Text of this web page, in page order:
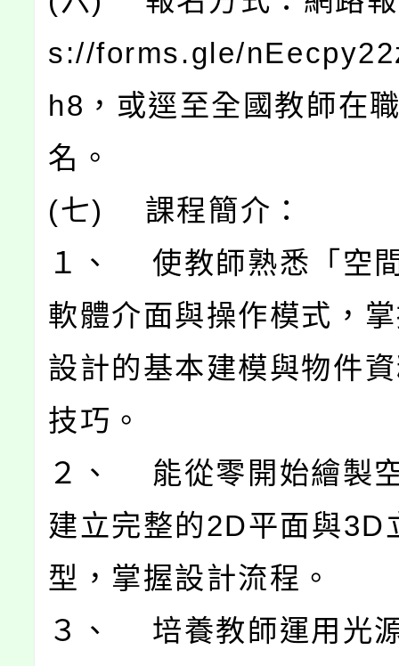
s://forms.gle/
h8，或逕至全國教師在
名。
(七) 課程簡介：
１、 使教師熟悉「空
軟體介面與操作模式，
設計的基本建模與物件
技巧。
２、 能從零開始繪製
建立完整的2D平面與3D
型，掌握設計流程。
３、 培養教師運用光